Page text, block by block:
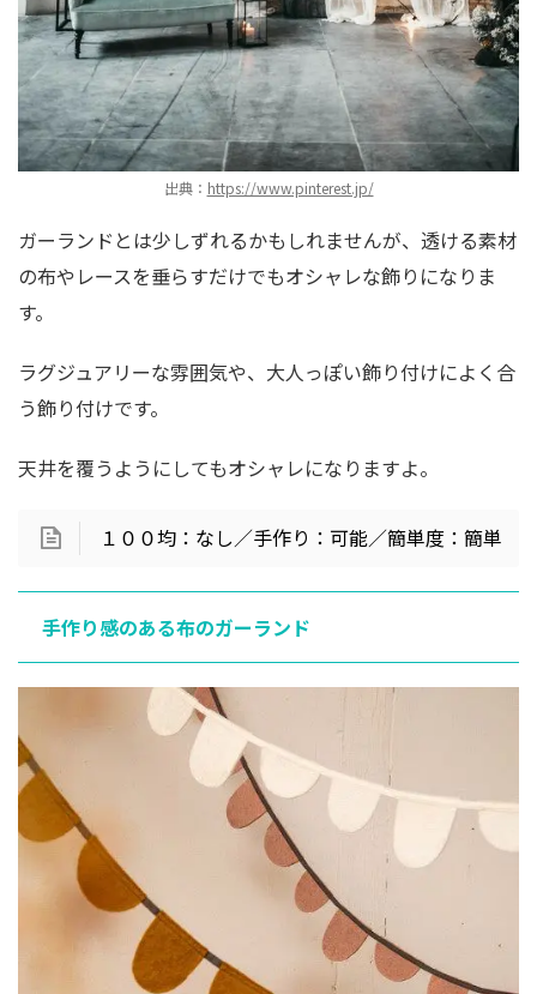
出典： https://www.pinterest.jp/
ガーランドとは少しずれるかもしれませんが、透ける素材
の布やレースを垂らすだけでもオシャレな飾りになりま
す。
ラグジュアリーな雰囲気や、大人っぽい飾り付けによく合
う飾り付けです。
天井を覆うようにしてもオシャレになりますよ。
１００均：なし／手作り：可能／簡単度：簡単
手作り感のある布のガーランド